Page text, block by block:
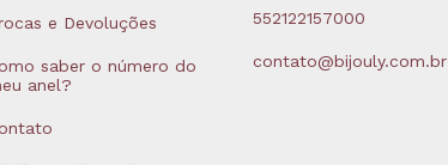
e Devoluções
saber o número do
anel?
552122157000
contato@bijouly.com.br